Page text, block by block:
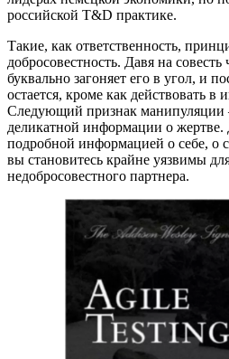
российской T&D практике.
Такие, как ответственность,
добросовестность. Давя на
буквально загоняет его в угол, и
остается, кроме как действовать в
Следующий признак манипуляции
деликатной информации о жертве.
подробной информацией о себе, о
вы становитесь крайне уязвимы
недобросовестного партнера.